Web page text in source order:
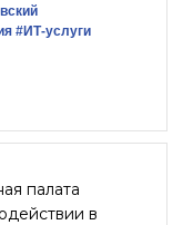
#ИТ-услуги
палата
в